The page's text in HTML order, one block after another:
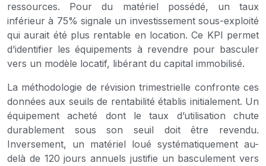
ressources. Pour du matériel possédé, un taux
inférieur à 75% signale un investissement sous-exploité
qui aurait été plus rentable en location. Ce KPI permet
d’identifier les équipements à revendre pour basculer
vers un modèle locatif, libérant du capital immobilisé.
La méthodologie de révision trimestrielle confronte ces
données aux seuils de rentabilité établis initialement. Un
équipement acheté dont le taux d’utilisation chute
durablement sous son seuil doit être revendu.
Inversement, un matériel loué systématiquement au-
delà de 120 jours annuels justifie un basculement vers